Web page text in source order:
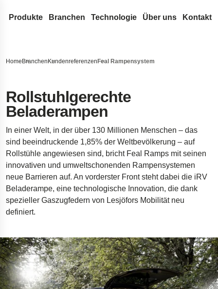
Produkte
Druckfedern
Schlauch-Dichtungsfedern aus Runddraht
Drehstabfedern
Wellenfedern
Drahtbiegeteile
Drahtringe
Flachfedern
Triebfedern
Flachspiralfedern
Gasdruckfedern
Dynamische Gasdruckfedern
Blockierbare Gasdruckfedern
NitroSprings
Edelstahl-Gasdruckfedern
Gaszugfedern
Metallförderbänder
Stanz- und Biegeteile
Sicherungsringe
Tiefziehteile
Tellerfedern
Gewellte Federscheiben
Stanzteile
Torfedern
Branchen
Automotive Aftermarket
Luft- und Raumfahrt
Verteidigung
Hydraulik
Elektronik
Energie
Kundenreferenzen
Fahrwerkstechnik für Raumfahrzeuge
Fahrwerksfedern für Pickups
Tumbl Trak Schwingboden
Easyrig Kamera-Stative
Feal Rampensystem
Technologie
Federn-Terminologie
Innovation
Serviceleistungen
Über uns
Unser Netzwerk
Geschichte
Rechtliches &
Erklärung zur
Impressum
Qualität
Kontakt
Home Branchen Kundenreferenzen Feal Rampensystem
Rollstuhlgerechte
Beladerampen
In einer Welt, in der über 130 Millionen Menschen – das
sind beeindruckende 1,85% der Weltbevölkerung – auf
Rollstühle angewiesen sind, bricht Feal Ramps mit seinen
innovativen und umweltschonenden Rampensystemen
neue Barrieren auf. An vorderster Front steht dabei die iRV
Beladerampe, eine technologische Innovation, die dank
spezieller Gaszugfedern von Lesjöfors Mobilität neu
definiert.